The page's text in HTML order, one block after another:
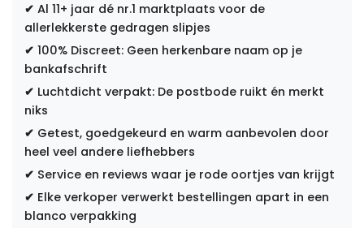
✔ Al 11+ jaar dé nr.1 marktplaats voor de
allerlekkerste gedragen slipjes
✔ 100% Discreet: Geen herkenbare naam op je
bankafschrift
✔ Luchtdicht verpakt: De postbode ruikt én merkt
niks
✔ Getest, goedgekeurd en warm aanbevolen door
heel veel andere liefhebbers
✔ Service en reviews waar je rode oortjes van krijgt
✔ Elke verkoper verwerkt bestellingen apart in een
blanco verpakking